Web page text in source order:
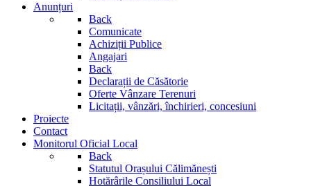
Anunțuri
Back
Comunicate
Achiziții Publice
Angajari
Back
Declarații de Căsătorie
Oferte Vânzare Terenuri
Licitații, vânzări, închirieri, concesiuni
Proiecte
Contact
Monitorul Oficial Local
Back
Statutul Orașului Călimănești
Hotărârile Consiliului Local